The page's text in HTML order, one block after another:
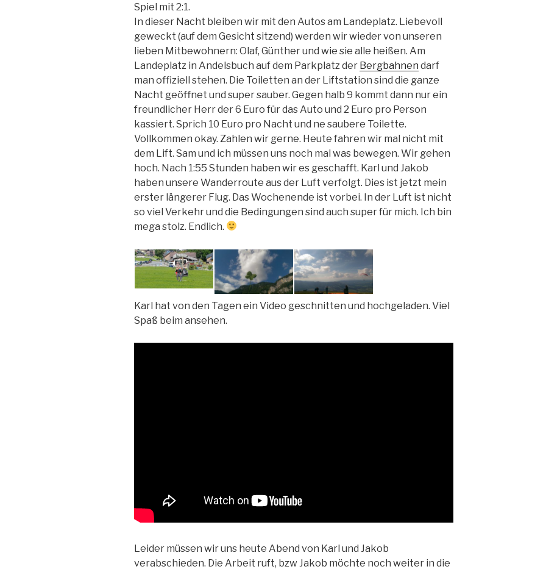
Spiel mit 2:1.
In dieser Nacht bleiben wir mit den Autos am Landeplatz. Liebevoll
geweckt (auf dem Gesicht sitzend) werden wir wieder von unseren
lieben Mitbewohnern: Olaf, Günther und wie sie alle heißen. Am
Landeplatz in Andelsbuch auf dem Parkplatz der Bergbahnen darf
man offiziell stehen. Die Toiletten an der Liftstation sind die ganze
Nacht geöffnet und super sauber. Gegen halb 9 kommt dann nur ein
freundlicher Herr der 6 Euro für das Auto und 2 Euro pro Person
kassiert. Sprich 10 Euro pro Nacht und ne saubere Toilette.
Vollkommen okay. Zahlen wir gerne. Heute fahren wir mal nicht mit
dem Lift. Sam und ich müssen uns noch mal was bewegen. Wir gehen
hoch. Nach 1:55 Stunden haben wir es geschafft. Karl und Jakob
haben unsere Wanderroute aus der Luft verfolgt. Dies ist jetzt mein
erster längerer Flug. Das Wochenende ist vorbei. In der Luft ist nicht
so viel Verkehr und die Bedingungen sind auch super für mich. Ich bin
mega stolz. Endlich.
Karl hat von den Tagen ein Video geschnitten und hochgeladen. Viel
Spaß beim ansehen.
Leider müssen wir uns heute Abend von Karl und Jakob
verabschieden. Die Arbeit ruft, bzw Jakob möchte noch weiter in die